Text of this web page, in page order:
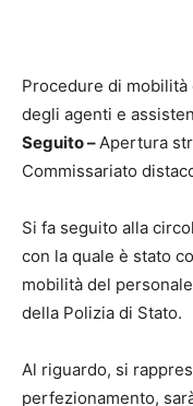
Procedure di
degli agenti e
Seguito – Apertura
Commissariato
Si fa seguito alla
con la quale è stato
mobilità del
della Polizia di Stato.
Al riguardo, si
perfezionamento,